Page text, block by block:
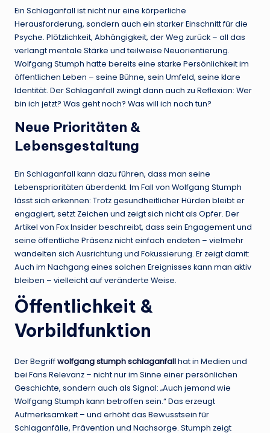
Ein Schlaganfall ist nicht nur eine körperliche
Herausforderung, sondern auch ein starker Einschnitt für die
Psyche. Plötzlichkeit, Abhängigkeit, der Weg zurück – all das
verlangt mentale Stärke und teilweise Neuorientierung.
Wolfgang Stumph hatte bereits eine starke Persönlichkeit im
öffentlichen Leben – seine Bühne, sein Umfeld, seine klare
Identität. Der Schlaganfall zwingt dann auch zu Reflexion: Wer
bin ich jetzt? Was geht noch? Was will ich noch tun?
Neue Prioritäten &
Lebensgestaltung
Ein Schlaganfall kann dazu führen, dass man seine
Lebensprioritäten überdenkt. Im Fall von Wolfgang Stumph
lässt sich erkennen: Trotz gesundheitlicher Hürden bleibt er
engagiert, setzt Zeichen und zeigt sich nicht als Opfer. Der
Artikel von Fox Insider beschreibt, dass sein Engagement und
seine öffentliche Präsenz nicht einfach endeten – vielmehr
wandelten sich Ausrichtung und Fokussierung. Er zeigt damit:
Auch im Nachgang eines solchen Ereignisses kann man aktiv
bleiben – vielleicht auf veränderte Weise.
Öffentlichkeit &
Vorbildfunktion
Der Begriffwolfgang stumph schlaganfallhat in Medien und
bei Fans Relevanz – nicht nur im Sinne einer persönlichen
Geschichte, sondern auch als Signal: „Auch jemand wie
Wolfgang Stumph kann betroffen sein.“ Das erzeugt
Aufmerksamkeit – und erhöht das Bewusstsein für
Schlaganfälle, Prävention und Nachsorge. Stumph zeigt